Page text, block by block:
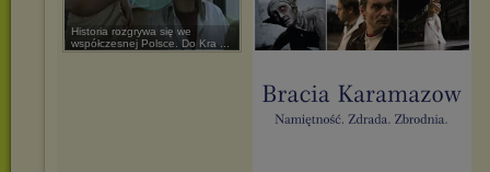
Historia rozgrywa się we
współczesnej Polsce. Do Kra ...